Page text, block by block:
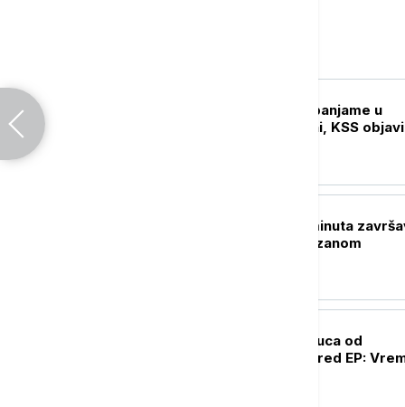
Jokić protiv Vembanjame u
Beogradskoj areni, KSS
Igrači posle pet minuta
razgovor sa Partizanom
Adriana Vilagoš puca od
samopouzdanja pred EP: